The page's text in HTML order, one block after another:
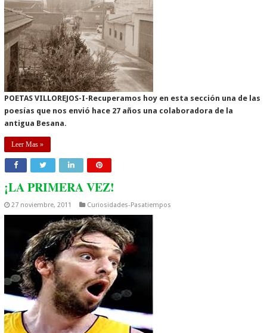
POETAS VILLOREJOS-I-Recuperamos hoy en esta sección una de las
poesías que nos envió hace 27 años una colaboradora de la
antigua Besana.
Leer Mas »
¡LA PRIMERA VEZ!
27 noviembre, 2011 Curiosidades-Pasatiempos